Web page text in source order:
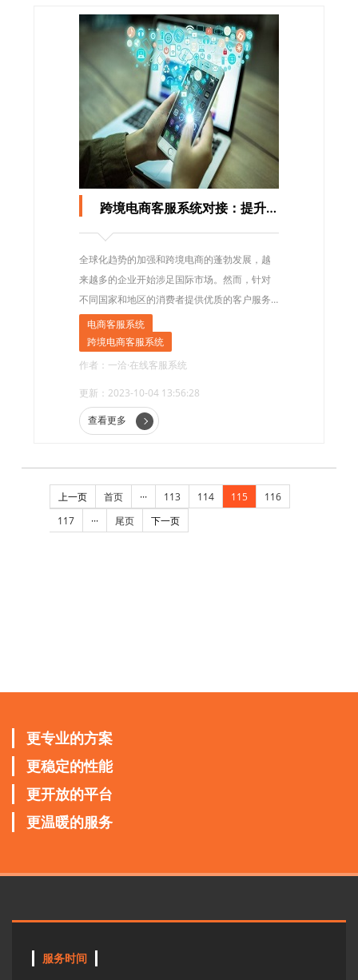
跨境电商客服系统对接：提升用户体验的关键一步
全球化趋势的加强和跨境电商的蓬勃发展，越
来越多的企业开始涉足国际市场。然而，针对
不同国家和地区的消费者提供优质的客户服务
成为了一项巨大的挑战。
电商客服系统
跨境电商客服系统
作者：一洽·在线客服系统
更新：2023-10-04 13:56:28
查看更多
上一页 首页 ··· 113 114 115
116
117
··· 尾页 下一页
更专业的方案
更稳定的性能
更开放的平台
更温暖的服务
服务时间